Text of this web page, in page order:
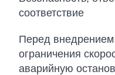
соответствие
Перед
ограничения
аварийную